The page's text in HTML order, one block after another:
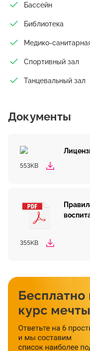
Бассейн
Библиотека
Медико-
Спортивный зал
Танцевальный зал
Документы
553KB
355KB